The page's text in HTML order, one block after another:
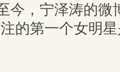
今，宁泽涛的微
的第一个女明